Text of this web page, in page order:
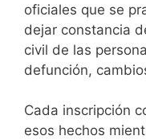
oficiales que se
dejar constancia
civil de las
defunción,
Cada inscripción
esos hechos